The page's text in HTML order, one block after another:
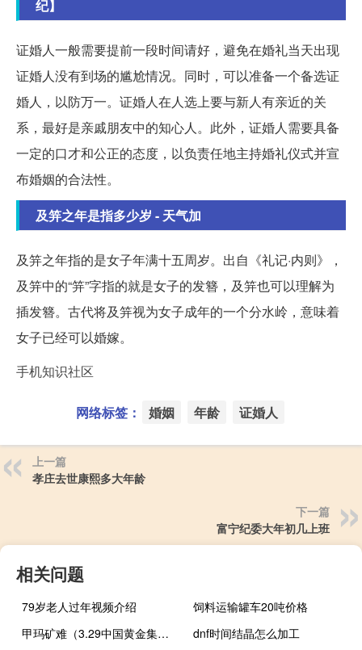
纪】
证婚人一般需要提前一段时间请好，避免在婚礼当天出现
证婚人没有到场的尴尬情况。同时，可以准备一个备选证
婚人，以防万一。证婚人在人选上要与新人有亲近的关
系，最好是亲戚朋友中的知心人。此外，证婚人需要具备
一定的口才和公正的态度，以负责任地主持婚礼仪式并宣
布婚姻的合法性。
及笄之年是指多少岁 - 天气加
及笄之年指的是女子年满十五周岁。出自《礼记·内则》，
及笄中的“笄”字指的就是女子的发簪，及笄也可以理解为
插发簪。古代将及笄视为女子成年的一个分水岭，意味着
女子已经可以婚嫁。
手机知识社区
网络标签： 婚姻 年龄 证婚人
上一篇
孝庄去世康熙多大年龄
下一篇
富宁纪委大年初几上班
相关问题
79岁老人过年视频介绍
饲料运输罐车20吨价格
甲玛矿难（3.29中国黄金集团甲玛矿区山体塌方简介）
dnf时间结晶怎么加工